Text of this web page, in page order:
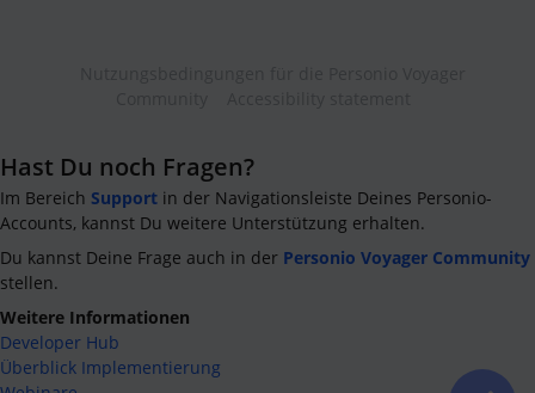
Hast Du noch Fragen?
Im Bereich Support in der Navigationsleiste Deines Personio-
Accounts, kannst Du weitere Unterstützung erhalten.
Du kannst Deine Frage auch in der Personio Voyager Community
stellen.
Weitere Informationen
Developer Hub
Überblick Implementierung